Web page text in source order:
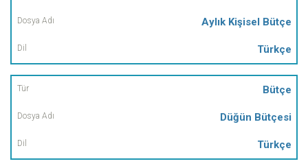
Aylık Kişisel Bütçe
Türkçe
Bütçe
Düğün Bütçesi
Türkçe